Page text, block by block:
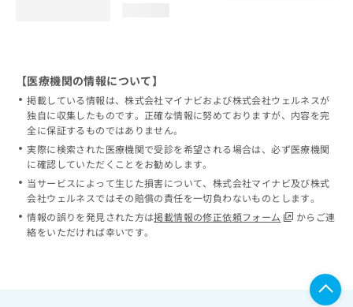
【医療機関の情報について】
掲載している情報は、株式会社マイナビおよび株式会社ウェルネスが
独自に収集したものです。正確な情報に努めておりますが、内容を完
全に保証するものではありません。
実際に検索された医療機関で受診を希望される場合は、必ず医療機関
に確認していただくことをお勧めします。
当サービスによって生じた損害について、株式会社マイナビ及び株式
会社ウェルネスではその賠償の責任を一切負わないものとします。
情報の誤りを発見された方は掲載情報の修正依頼フォーム
からご連
絡をいただければ幸いです。